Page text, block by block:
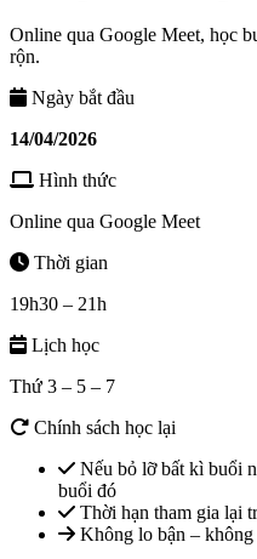
Online qua Google Meet, học
rộn.
Ngày bắt đầu
14/04/2026
Hình thức
Online qua Google Meet
Thời gian
19h30 – 21h
Lịch học
Thứ 3 – 5 – 7
Chính sách học lại
Nếu bỏ lỡ bất kì buổi
buổi đó
Thời hạn tham gia lại
Không lo bận – không